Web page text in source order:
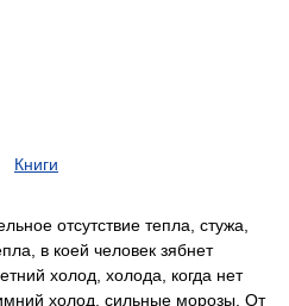
Книги
отсутствие тепла, стужа,
в коей человек зябнет
холод, холода, когда нет
холод, сильные морозы. От